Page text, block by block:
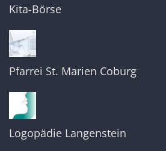
Kita-Börse
Pfarrei St. Marien Coburg
Logopädie Langenstein